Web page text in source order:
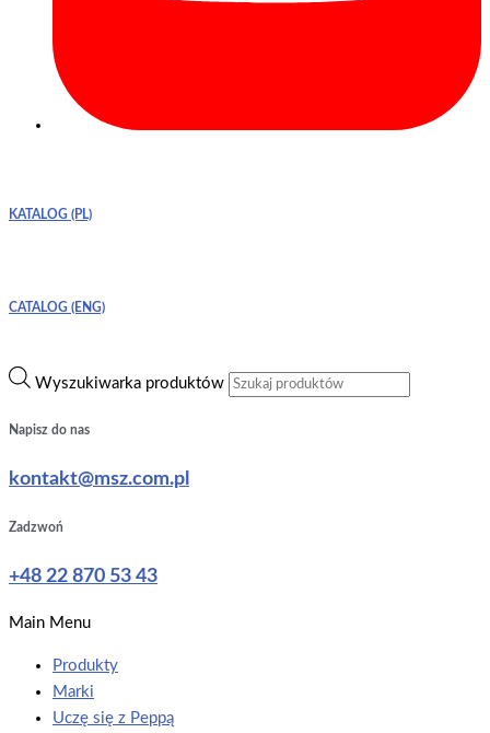
KATALOG (PL)
CATALOG (ENG)
Wyszukiwarka produktów
Napisz do nas
kontakt@msz.com.pl
Zadzwoń
+48 22 870 53 43
Main Menu
Produkty
Marki
Uczę się z Peppą